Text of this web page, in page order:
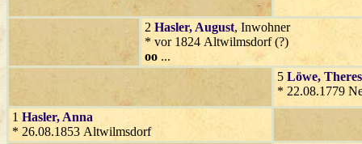
2 Hasler, August, Inwohner
* vor 1824 Altwilmsdorf (?)
oo ...
5 Löwe,
* 22.08.1779
1 Hasler, Anna
* 26.08.1853 Altwilmsdorf